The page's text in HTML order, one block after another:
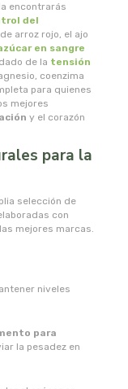
encontrarás
del
arroz rojo, el ajo
en sangre
de la tensión
coenzima
para quienes
mejores
y el corazón
para la
selección de
con
mejores marcas.
niveles
para
la pesadez en